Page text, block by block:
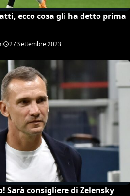
ecco cosa gli ha detto prima
27 Settembre 2023
Sarà consigliere di Zelensky